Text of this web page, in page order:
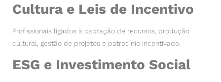
Cultura e Leis de Incentivo
Profissionais ligados à captação de recursos, produção
cultural, gestão de projetos e patrocínio incentivado.
ESG e Investimento Social